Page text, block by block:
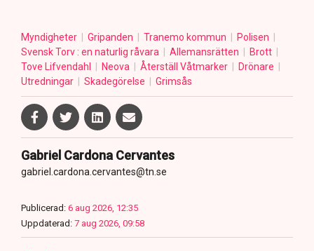
Myndigheter Gripanden Tranemo kommun
Polisen
Svensk Torv : en naturlig råvara
Allemansrätten
Brott
Tove Lifvendahl
Neova Återställ Våtmarker
Drönare
Utredningar
Skadegörelse Grimsås
Gabriel Cardona Cervantes
gabriel.cardona.cervantes@tn.se
Publicerad: 6 aug 2026, 12:35
Uppdaterad: 7 aug 2026, 09:58